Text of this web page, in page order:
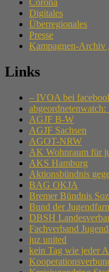
Corona
Digitales
Überregionales
Presse
Kampagnen-Archiv
Links
– IVOA bei
abgeordnetenwatch:
AGJF B-W
AGJF Sachsen
AGOT-NRW
AK Wohnraum für
AKS Hamburg
Aktionsbündnis
BAG OKJA
Bremer Bündnis
Bund der
DBSH
Fachverband
juz united
kein Tag wie jeder